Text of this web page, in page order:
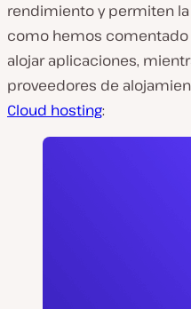
rendimiento y permiten
como hemos comentado
alojar aplicaciones,
proveedores de
Cloud hosting: